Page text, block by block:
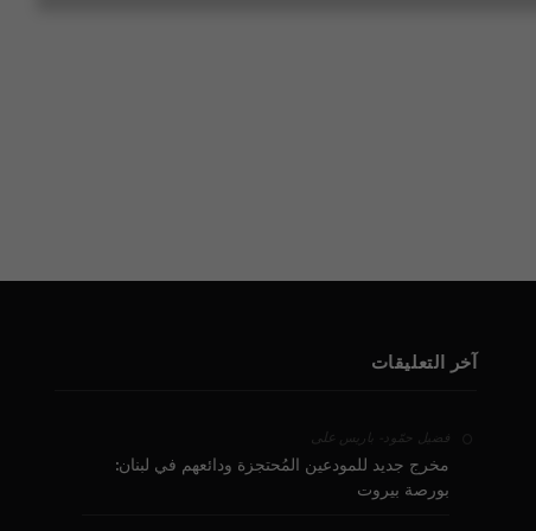
آخر التعليقات
فضيل حمّود - باريس على
مخرج جديد للمودعين المُحتجزة ودائعهم في لبنان:
بورصة بيروت